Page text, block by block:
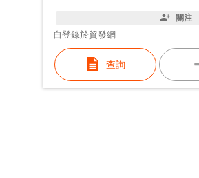
關注
自登錄於貿發網
查詢